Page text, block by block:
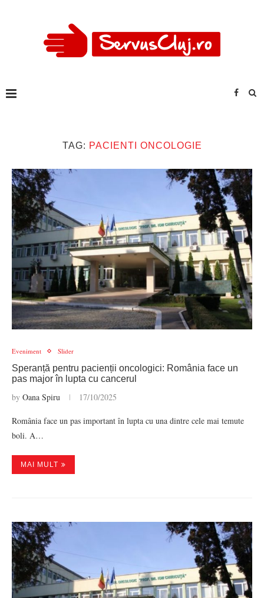
TAG: PACIENTI ONCOLOGIE
Eveniment Slider
Speranță pentru pacienții oncologici: România face un
pas major în lupta cu cancerul
by Oana Spiru 17/10/2025
România face un pas important în lupta cu una dintre cele mai temute
boli. A…
MAI MULT